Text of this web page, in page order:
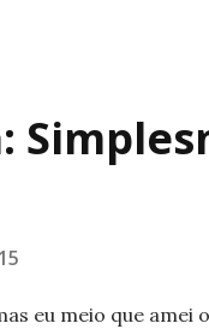
Adaptação de
obra do escritor
do século XIX.
tentará recomeçar
eu meio que amei